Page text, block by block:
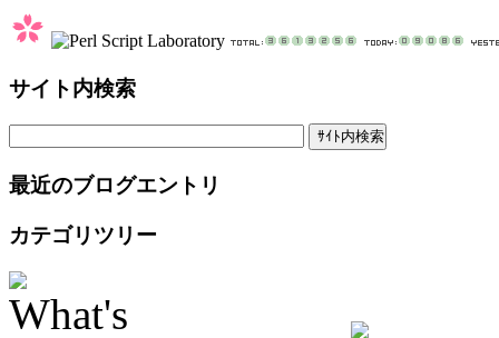
サイト内検索
最近のブログエントリ
カテゴリツリー